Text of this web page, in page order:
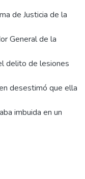
de Justicia de la
General de la
delito de lesiones
desestimó que ella
imbuida en un